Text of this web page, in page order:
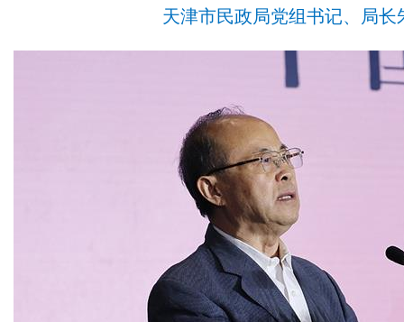
天津市民政局党组书记、局长